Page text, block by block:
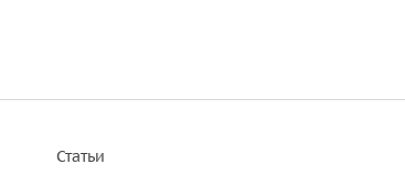
Статьи